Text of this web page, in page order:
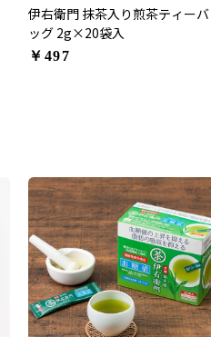
伊右衛門 抹茶入り煎茶ティーバ
ッグ 2g×20袋入
￥497